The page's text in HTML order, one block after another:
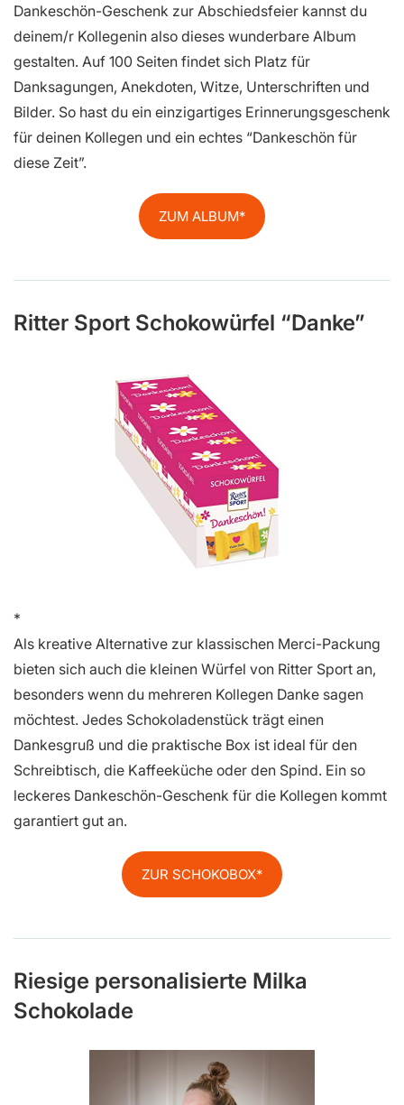
Dankeschön-Geschenk zur Abschiedsfeier kannst du
deinem/r Kollegenin also dieses wunderbare Album
gestalten. Auf 100 Seiten findet sich Platz für
Danksagungen, Anekdoten, Witze, Unterschriften und
Bilder. So hast du ein einzigartiges Erinnerungsgeschenk
für deinen Kollegen und ein echtes “Dankeschön für
diese Zeit”.
ZUM ALBUM
Ritter Sport Schokowürfel “Danke”
Als kreative Alternative zur klassischen Merci-Packung
bieten sich auch die kleinen Würfel von Ritter Sport an,
besonders wenn du mehreren Kollegen Danke sagen
möchtest. Jedes Schokoladenstück trägt einen
Dankesgruß und die praktische Box ist ideal für den
Schreibtisch, die Kaffeeküche oder den Spind. Ein so
leckeres Dankeschön-Geschenk für die Kollegen kommt
garantiert gut an.
ZUR SCHOKOBOX
Riesige personalisierte Milka
Schokolade